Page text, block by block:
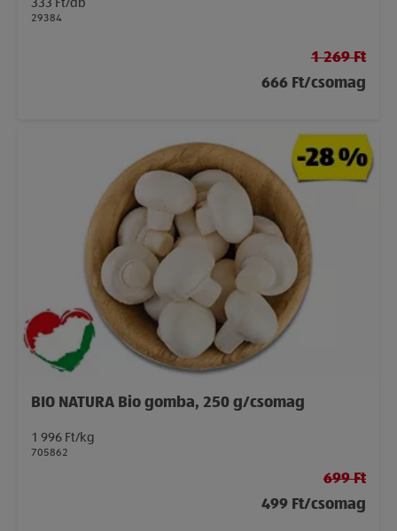
333 Ft/db
29384
1 269 Ft
666 Ft/csomag
BIO NATURA Bio gomba, 250 g/csomag
1 996 Ft/kg
705862
699 Ft
499 Ft/csomag